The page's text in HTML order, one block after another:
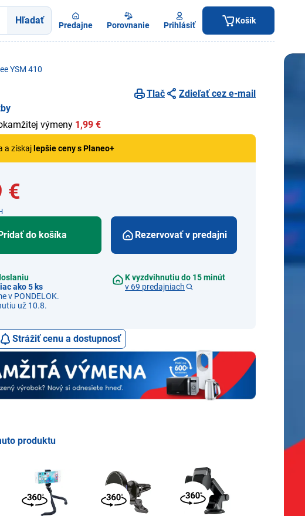
Hľadať Predajne Porovnanie Prihlásiť Košík
YSM 410
Tlač
Zdieľať cez e-mail
výmeny 1,99 €
a získaj lepšie ceny s Planeo+
€
Pridať do košíka
ako 5 ks
v PONDELOK.
už 10.8.
Rezervovať v predajni
K vyzdvihnutiu do 15 minút
v 69 predajniach
Strážiť cenu a dostupnosť
produktu